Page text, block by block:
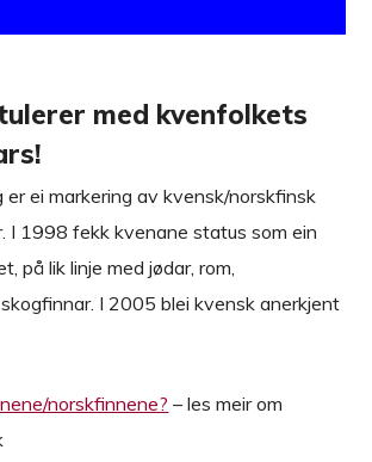
med kvenfolkets
ei markering av kvensk/norskfinsk
I 1998 fekk kvenane status som ein
på lik linje med jødar, rom,
I 2005 blei kvensk anerkjent
norskfinnene? – les meir om